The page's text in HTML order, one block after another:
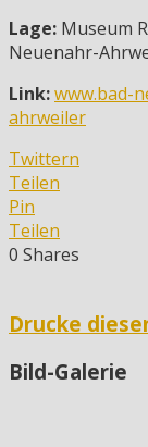
Lage: Museum
Neuenahr-
Link:www.bad-
ahrweiler
Twittern
Teilen
Pin
Teilen
0 Shares
Drucke
Bild-Galerie